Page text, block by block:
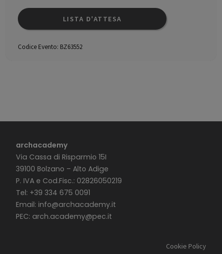
LISTA D'ATTESA
Codice Evento: BZ63552
archacademy
Via Cassa di Risparmio 15I
39100 Bolzano – Alto Adige
P. IVA e Cod.Fisc.: 02826050219
Tel: +39 334 675 0091
Email: info@archacademy.it
PEC: arch.academy@pec.it
Cookie Policy